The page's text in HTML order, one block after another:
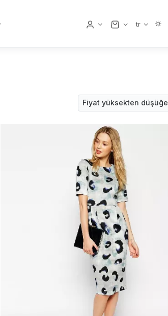
Kullanıcı tr
Fiyat yüksekten düşüğe